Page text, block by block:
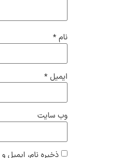
نام *
ایمیل *
وب‌ سایت
ذخیره نام، ایمیل